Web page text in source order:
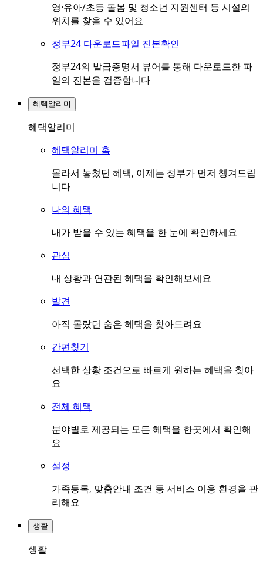
영·유아/초등 돌봄 및 청소년 지원센터 등 시설의
위치를 찾을 수 있어요
정부24 다운로드파일 진본확인
정부24의 발급증명서 뷰어를 통해 다운로드한 파
일의 진본을 검증합니다
혜택알리미
혜택알리미
혜택알리미 홈
몰라서 놓쳤던 혜택, 이제는 정부가 먼저 챙겨드립
니다
나의 혜택
내가 받을 수 있는 혜택을 한 눈에 확인하세요
관심
내 상황과 연관된 혜택을 확인해보세요
발견
아직 몰랐던 숨은 혜택을 찾아드려요
간편찾기
선택한 상황 조건으로 빠르게 원하는 혜택을 찾아
요
전체 혜택
분야별로 제공되는 모든 혜택을 한곳에서 확인해
요
설정
가족등록, 맞춤안내 조건 등 서비스 이용 환경을 관
리해요
생활
생활